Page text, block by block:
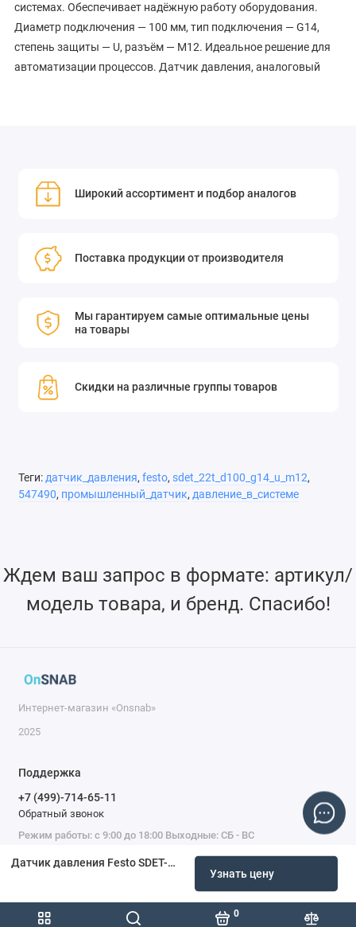
0
Датчик давления Festo SDET-22T-D100-G14-U-M12 547490
Узнать цену
системах. Обеспечивает надёжную работу оборудования.
Диаметр подключения — 100 мм, тип подключения — G14,
степень защиты — U, разъём — M12. Идеальное решение для
автоматизации процессов. Датчик давления, аналоговый
Широкий ассортимент и подбор аналогов
Поставка продукции от производителя
Мы гарантируем самые оптимальные цены
на товары
Скидки на различные группы товаров
Теги:датчик_давления, festo, sdet_22t_d100_g14_u_m12,
547490, промышленный_датчик, давление_в_системе
Ждем ваш запрос в формате: артикул/
модель товара, и бренд. Спасибо!
Интернет-магазин «Onsnab»
2025
Поддержка
+7 (499)-714-65-11
Обратный звонок
Режим работы: с 9:00 до 18:00 Выходные: СБ - ВС